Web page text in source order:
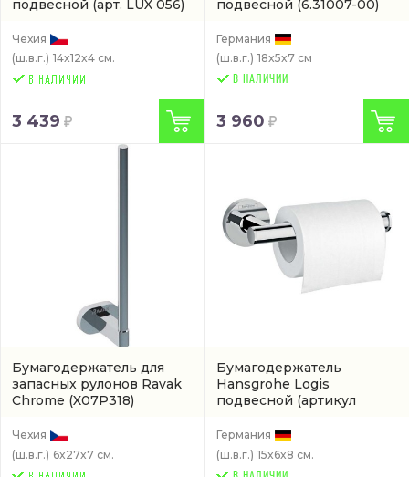
подвесной (арт. LUX 056)
Чехия
(ш.в.г.) 14x12x4 см.
3 439
подвесной (6.31007-00)
Германия
(ш.в.г.) 18x5x7 см
В НАЛИЧИИ
3 960
Бумагодержатель для
запасных рулонов Ravak
Chrome (X07P318)
Чехия
(ш.в.г.) 6x27x7 см.
Бумагодержатель
Hansgrohe Logis
подвесной (артикул
Германия
(ш.в.г.) 15x6x8 см.